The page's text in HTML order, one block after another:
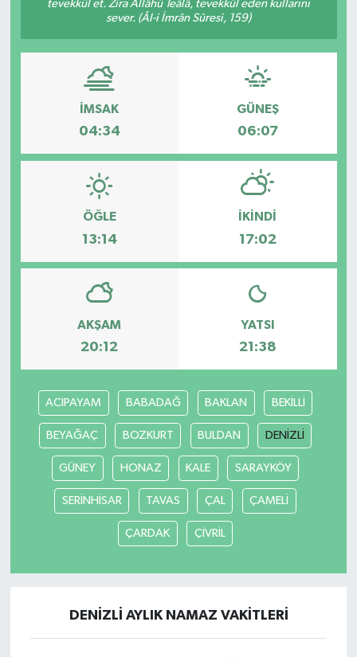
tevekkül et. Zira Allâhü Teâlâ, tevekkül eden kullarını
sever. (Âl-i İmrân Sûresi, 159)
İMSAK
04:34
GÜNEŞ
06:07
ÖĞLE
13:14
İKINDI
17:02
AKŞAM
20:12
YATSI
21:38
ACIPAYAM BABADAĞ BAKLAN BEKİLLİ
BEYAĞAÇ BOZKURT BULDAN DENİZLİ
GÜNEY HONAZ KALE SARAYKÖY
SERİNHİSAR TAVAS ÇAL ÇAMELİ
ÇARDAK ÇİVRİL
DENİZLİ AYLIK NAMAZ VAKITLERI